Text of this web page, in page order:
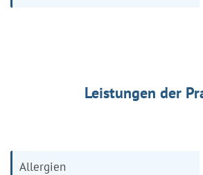
Leistungen der
Allergien